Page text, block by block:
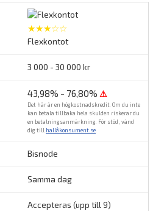
★★★☆☆
Flexkontot
3 000 - 30 000 kr
43,98% - 76,80% ⚠
Det här är en högkostnadskredit. Om du inte
kan betala tillbaka hela skulden riskerar du
en betalningsanmärkning. För stöd, vänd
dig till hallåkonsument.se
Bisnode
Samma dag
Accepteras (upp till 9)